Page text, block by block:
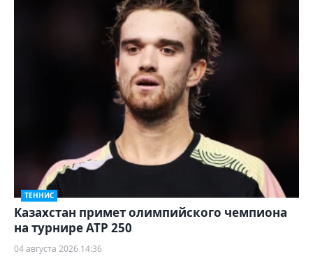
ТЕННИС
Казахстан примет олимпийского чемпиона
на турнире ATP 250
04 августа 2026 14:36